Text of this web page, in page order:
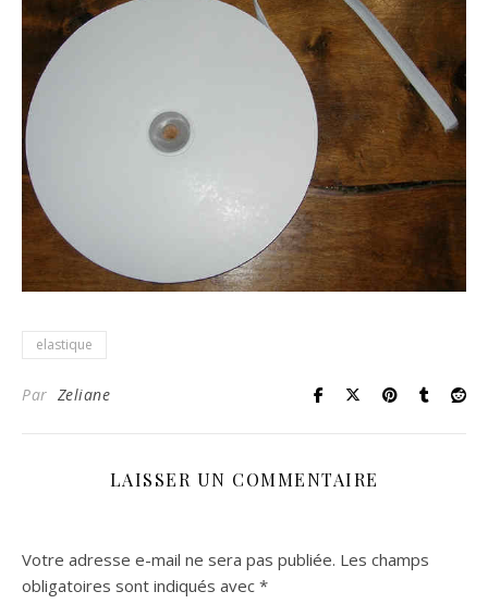
elastique
Par Zeliane
LAISSER UN COMMENTAIRE
Votre adresse e-mail ne sera pas publiée. Les champs
obligatoires sont indiqués avec *